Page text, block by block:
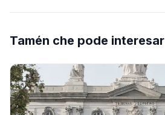
Tamén che pode interesar